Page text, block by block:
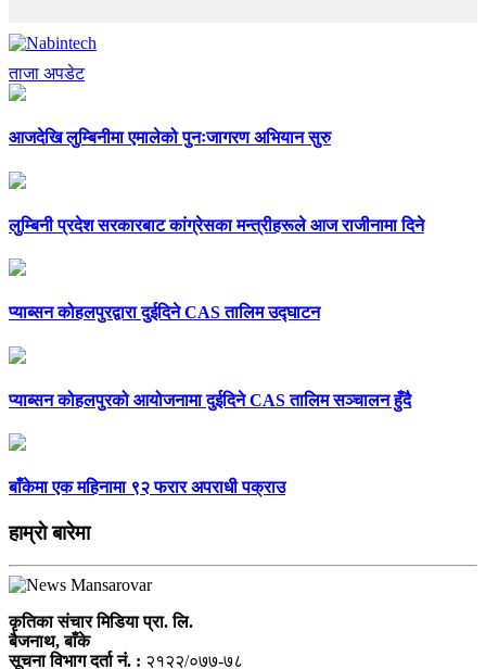
ताजा अपडेट
आजदेखि लुम्बिनीमा एमालेको पुनःजागरण अभियान सुरु
लुम्बिनी प्रदेश सरकारबाट कांग्रेसका मन्त्रीहरूले आज राजीनामा दिने
प्याब्सन कोहलपुरद्वारा दुईदिने CAS तालिम उद्घाटन
प्याब्सन कोहलपुरको आयोजनामा दुईदिने CAS तालिम सञ्चालन हुँदै
बाँकेमा एक महिनामा ९२ फरार अपराधी पक्राउ
हाम्राे बारेमा
कृतिका संचार मिडिया प्रा. लि.
बैजनाथ, बाँके
सूचना विभाग दर्ता नं. : २१२२/०७७-७८